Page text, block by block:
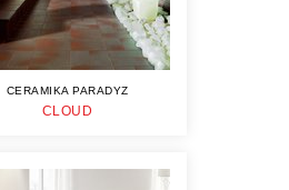
CERAMIKA PARADYZ
CLOUD